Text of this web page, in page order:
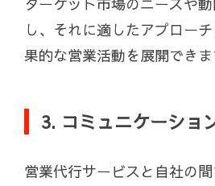
し、それに適したアプロー
果的な営業活動を展開できま
3. コミュニケーショ
営業代行サービスと自社の